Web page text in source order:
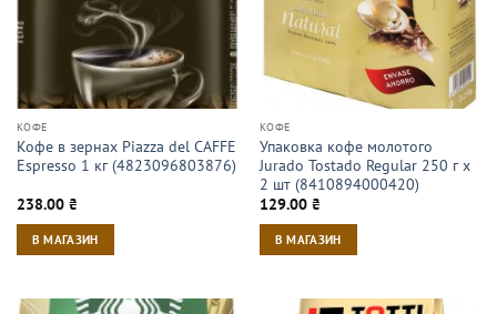
КОФЕ
Кофе в зернах Piazza del CAFFE
Espresso 1 кг (4823096803876)
238.00 ₴
В МАГАЗИН
КОФЕ
Упаковка кофе молотого
Jurado Tostado Regular 250 г х
2 шт (8410894000420)
129.00 ₴
В МАГАЗИН